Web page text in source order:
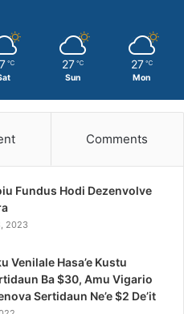
℃ 27 ℃
Sun
27 ℃
Mon
Comments
Fundus Hodi Dezenvolve
2023
Venilale Hasa’e Kustu
Ba $30, Amu Vigario
Sertidaun Ne’e $2 De’it